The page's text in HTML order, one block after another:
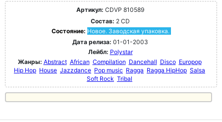
Артикул: CDVP 810589
Состав: 2 CD
Состояние: Новое. Заводская упаковка.
Дата релиза: 01-01-2003
Лейбл: Polystar
Жанры: Abstract African Compilation Dancehall Disco Europop
Hip Hop House Jazzdance Pop music Ragga Ragga HipHop Salsa
Soft Rock Tribal